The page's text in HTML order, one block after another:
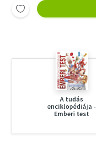
A tudás
enciklopédiája -
Emberi test